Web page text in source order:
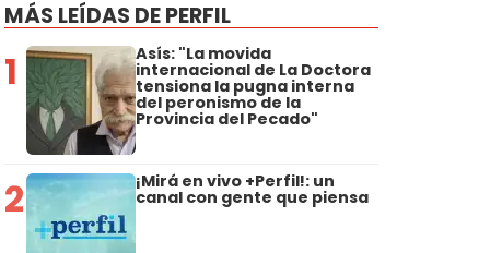
MÁS LEÍDAS DE PERFIL
1 Asís: "La movida
internacional de La Doctora
tensiona la pugna interna
del peronismo de la
Provincia del Pecado"
2 ¡Mirá en vivo +Perfil!: un
canal con gente que piensa